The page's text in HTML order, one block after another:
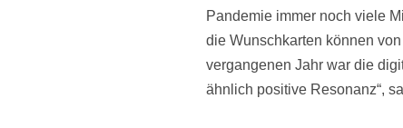
Pandemie immer noch viele
die Wunschkarten können
vergangenen Jahr war die
ähnlich positive Resonanz“,